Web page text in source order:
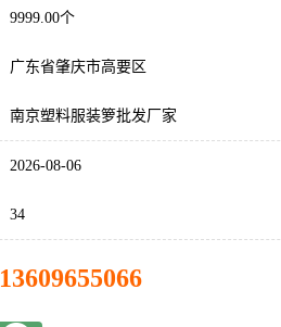
9999.00个
广东省肇庆市高要区
南京塑料服装箩批发厂家
2026-08-06
34
13609655066